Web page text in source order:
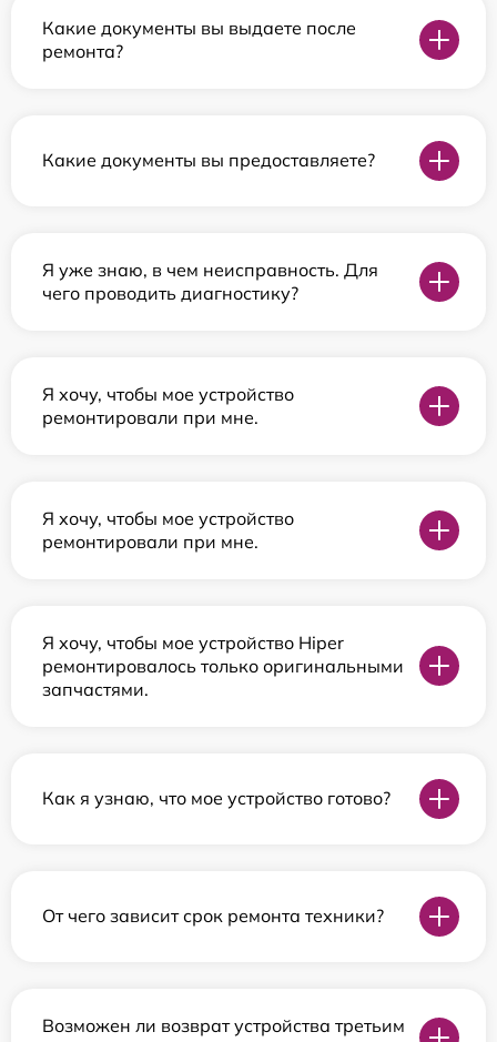
Какие документы вы выдаете после
ремонта?
Какие документы вы предоставляете?
Я уже знаю, в чем неисправность. Для
чего проводить диагностику?
Я хочу, чтобы мое устройство
ремонтировали при мне.
Я хочу, чтобы мое устройство
ремонтировали при мне.
Я хочу, чтобы мое устройство Hiper
ремонтировалось только оригинальными
запчастями.
Как я узнаю, что мое устройство готово?
От чего зависит срок ремонта техники?
Возможен ли возврат устройства третьим